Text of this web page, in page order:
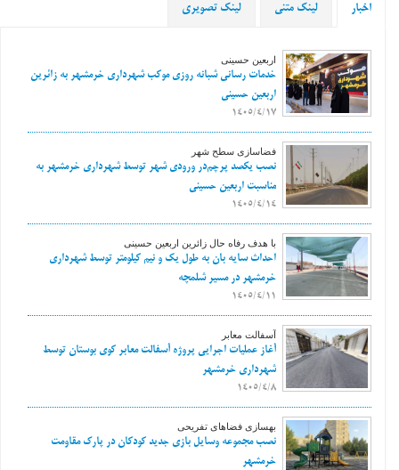
اخبار لینک متنی لینک تصویری
اربعین حسینی
خدمات رسانی شبانه روزی موکب شهرداری خرمشهر به زائرین
اربعین حسینی
1405/4/17
فضاسازی سطح شهر
نصب یکصد پرچم‌در ورودی شهر توسط شهرداری خرمشهر به
مناسبت اربعین حسینی
1405/4/14
با هدف رفاه حال زائرین اربعین حسینی
احداث سایه بان به طول یک و نیم کیلومتر توسط شهرداری
خرمشهر در مسیر شلمچه
1405/4/11
آسفالت معابر
آغاز عملیات اجرایی پروژه آسفالت معابر کوی بوستان توسط
شهرداری خرمشهر
1405/4/8
بهسازی فضاهای تفریحی
نصب مجموعه وسایل بازی جدید کودکان در پارک مقاومت
خرمشهر